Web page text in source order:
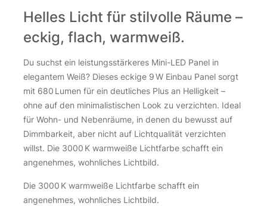
Helles Licht für stilvolle Räume –
eckig, flach, warmweiß.
Du suchst ein leistungsstärkeres Mini-LED Panel in
elegantem Weiß? Dieses eckige 9 W Einbau Panel sorgt
mit 680 Lumen für ein deutliches Plus an Helligkeit –
ohne auf den minimalistischen Look zu verzichten. Ideal
für Wohn- und Nebenräume, in denen du bewusst auf
Dimmbarkeit, aber nicht auf Lichtqualität verzichten
willst. Die 3000 K warmweiße Lichtfarbe schafft ein
angenehmes, wohnliches Lichtbild.
Die 3000 K warmweiße Lichtfarbe schafft ein
angenehmes, wohnliches Lichtbild.